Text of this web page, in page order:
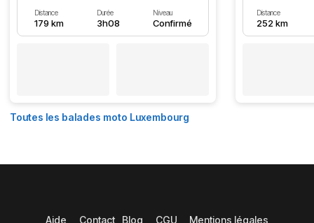
Distance
179 km
Durée
3h08
Niveau
Confirmé
Distance
252 km
Toutes les balades moto Luxembourg
Aide Contact Blog CGU Mentions légales